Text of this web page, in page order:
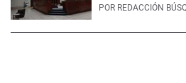
POR REDACCIÓN